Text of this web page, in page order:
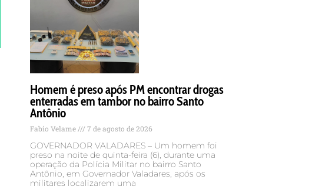
Homem é preso após PM encontrar drogas
enterradas em tambor no bairro Santo
Antônio
Fabio Velame 7 de agosto de 2026
GOVERNADOR VALADARES – Um homem foi
preso na noite de quinta-feira (6), durante uma
operação da Polícia Militar no bairro Santo
Antônio, em Governador Valadares, após os
militares localizarem uma